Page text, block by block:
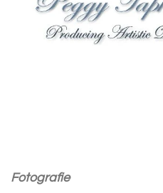
Fotografie